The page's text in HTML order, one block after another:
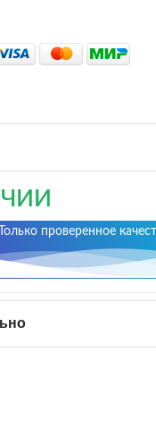
Только проверенное